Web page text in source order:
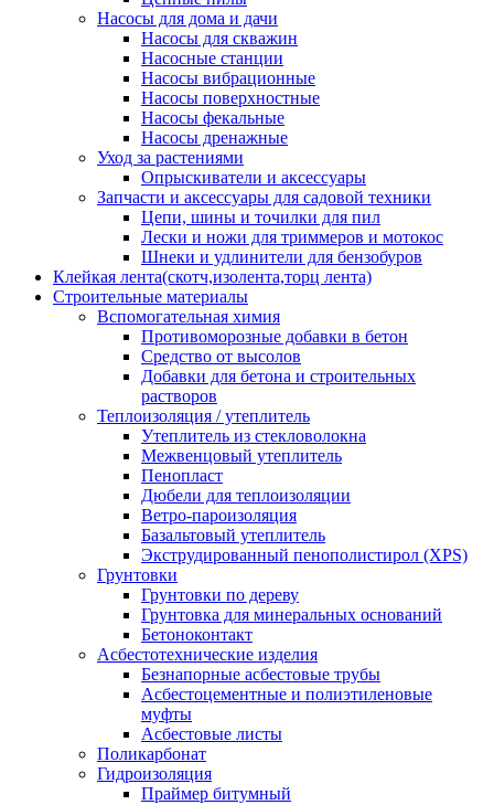
Насосы для дома и дачи
Насосы для скважин
Насосные станции
Насосы вибрационные
Насосы поверхностные
Насосы фекальные
Насосы дренажные
Уход за растениями
Опрыскиватели и аксессуары
Запчасти и аксессуары для садовой техники
Цепи, шины и точилки для пил
Лески и ножи для триммеров и мотокос
Шнеки и удлинители для бензобуров
Клейкая лента(скотч,изолента,торц лента)
Строительные материалы
Вспомогательная химия
Противоморозные добавки в бетон
Средство от высолов
Добавки для бетона и строительных
растворов
Теплоизоляция / утеплитель
Утеплитель из стекловолокна
Межвенцовый утеплитель
Пенопласт
Дюбели для теплоизоляции
Ветро-пароизоляция
Базальтовый утеплитель
Экструдированный пенополистирол (XPS)
Грунтовки
Грунтовки по дереву
Грунтовка для минеральных оснований
Бетоноконтакт
Асбестотехнические изделия
Безнапорные асбестовые трубы
Асбестоцементные и полиэтиленовые
муфты
Асбестовые листы
Поликарбонат
Гидроизоляция
Праймер битумный